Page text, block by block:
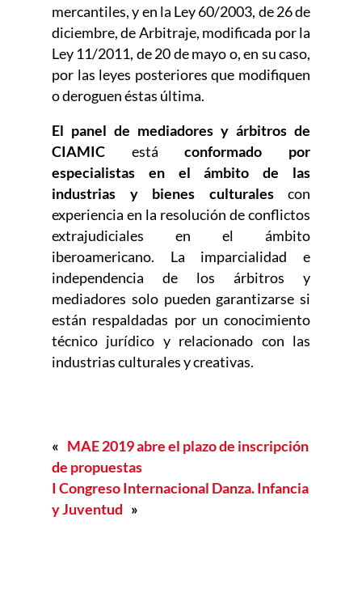
mercantiles, y en la Ley 60/2003, de 26 de
diciembre, de Arbitraje, modificada por la
Ley 11/2011, de 20 de mayo o, en su caso,
por las leyes posteriores que modifiquen
o deroguen éstas última.
El panel de mediadores y árbitros de
CIAMIC estáconformado por
especialistas en el ámbito de las
industrias y bienes culturalescon
experiencia en la resolución de conflictos
extrajudiciales en el ámbito
iberoamericano. La imparcialidad e
independencia de los árbitros y
mediadores solo pueden garantizarse si
están respaldadas por un conocimiento
técnico jurídico y relacionado con las
industrias culturales y creativas.
« MAE 2019 abre el plazo de inscripción
de propuestas
I Congreso Internacional Danza. Infancia
y Juventud »